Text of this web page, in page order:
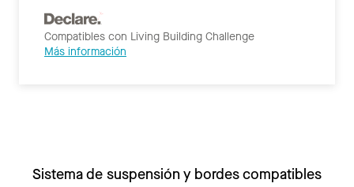
Compatibles con Living Building Challenge
Más información
Sistema de suspensión y bordes compatibles